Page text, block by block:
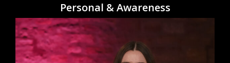
Personal & Awareness